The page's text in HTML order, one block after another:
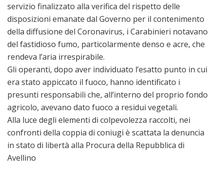
servizio finalizzato alla verifica del rispetto delle
disposizioni emanate dal Governo per il contenimento
della diffusione del Coronavirus, i Carabinieri notavano
del fastidioso fumo, particolarmente denso e acre, che
rendeva l’aria irrespirabile.
Gli operanti, dopo aver individuato l’esatto punto in cui
era stato appiccato il fuoco, hanno identificato i
presunti responsabili che, all’interno del proprio fondo
agricolo, avevano dato fuoco a residui vegetali.
Alla luce degli elementi di colpevolezza raccolti, nei
confronti della coppia di coniugi è scattata la denuncia
in stato di libertà alla Procura della Repubblica di
Avellino